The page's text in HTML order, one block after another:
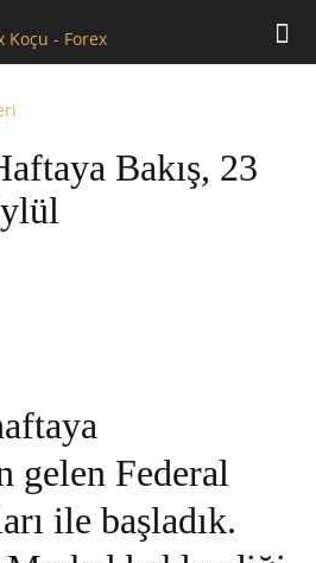
Bakış, 23
gelen Federal
ile başladık.